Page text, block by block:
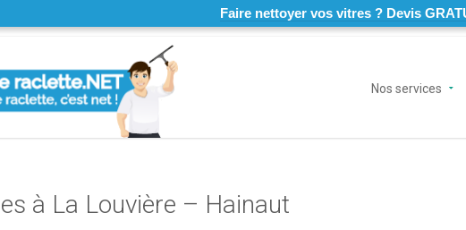
Faire nettoyer vos vitres ? Devis
Nos services
à La Louvière – Hainaut